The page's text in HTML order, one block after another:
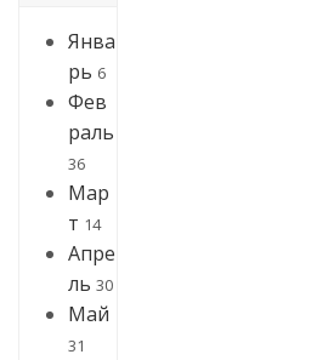
Янва
рь 6
Фев
раль
36
Мар
т 14
Апре
ль 30
Май
31